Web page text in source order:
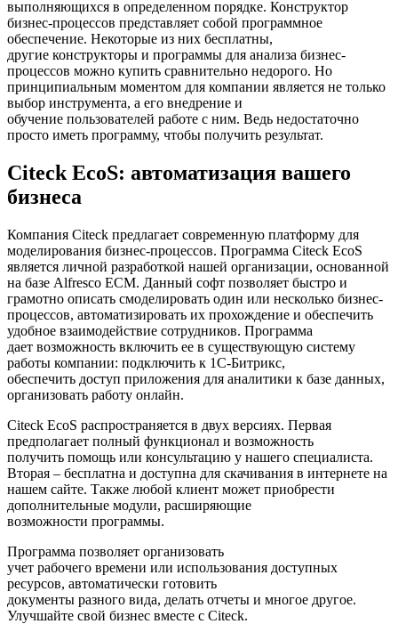
выполняющихся в определенном порядке. Конструктор
бизнес-процессов представляет собой программное
обеспечение. Некоторые из них бесплатны,
другие конструкторы и программы для анализа бизнес-
процессов можно купить сравнительно недорого. Но
принципиальным моментом для компании является не только
выбор инструмента, а его внедрение и
обучение пользователей работе с ним. Ведь недостаточно
просто иметь программу, чтобы получить результат.
Citeck EcoS: автоматизация вашего
бизнеса
Компания Citeck предлагает современную платформу для
моделирования бизнес-процессов. Программа Citeck EcoS
является личной разработкой нашей организации, основанной
на базе Alfresco ECM. Данный софт позволяет быстро и
грамотно описать смоделировать один или несколько бизнес-
процессов, автоматизировать их прохождение и обеспечить
удобное взаимодействие сотрудников. Программа
дает возможность включить ее в существующую систему
работы компании: подключить к 1С-Битрикс,
обеспечить доступ приложения для аналитики к базе данных,
организовать работу онлайн.
Citeck EcoS распространяется в двух версиях. Первая
предполагает полный функционал и возможность
получить помощь или консультацию у нашего специалиста.
Вторая – бесплатна и доступна для скачивания в интернете на
нашем сайте. Также любой клиент может приобрести
дополнительные модули, расширяющие
возможности программы.
Программа позволяет организовать
учет рабочего времени или использования доступных
ресурсов, автоматически готовить
документы разного вида, делать отчеты и многое другое.
Улучшайте свой бизнес вместе с Citeck.